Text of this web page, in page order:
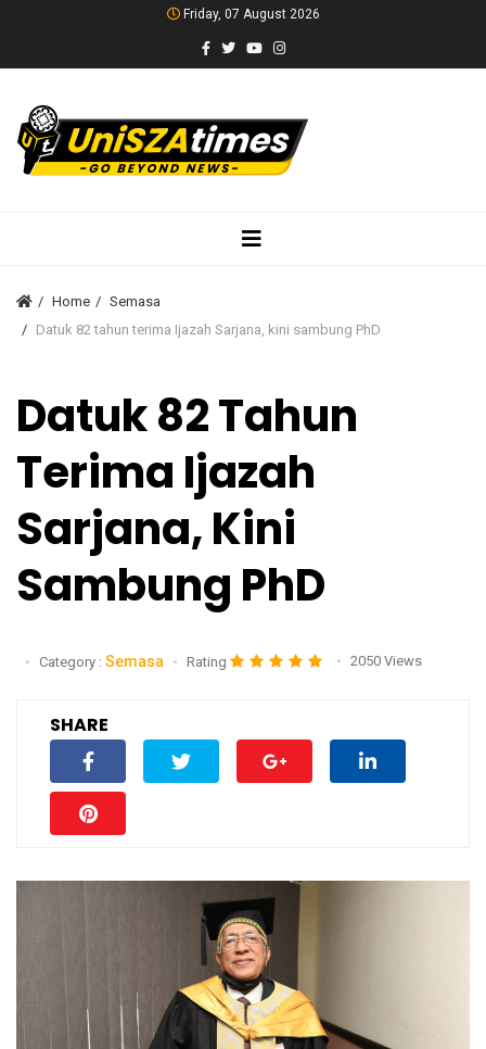
Friday, 07 August 2026
Home
Semasa
Datuk 82 tahun terima Ijazah Sarjana, kini sambung PhD
Datuk 82 Tahun
Terima Ijazah
Sarjana, Kini
Sambung PhD
Category : Semasa Rating 2050 Views
SHARE